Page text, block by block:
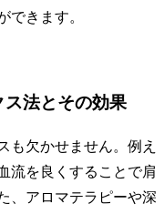
できます。
ス法とその効果
も欠かせません。例え
流を良くすることで肩
、アロマテラピーや深